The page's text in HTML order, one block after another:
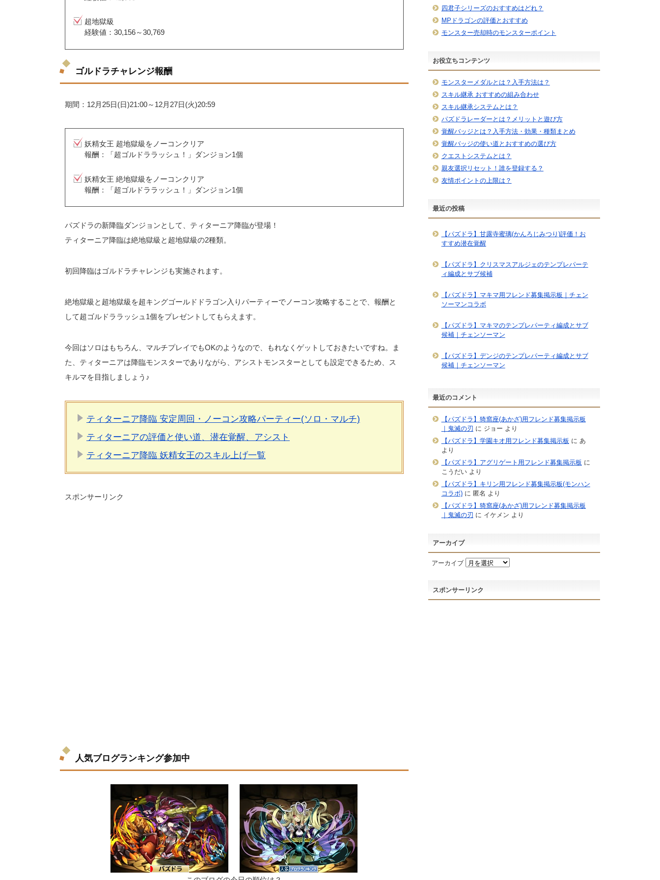
超地獄級
経験値：30,156～30,769
ゴルドラチャレンジ報酬
期間：12月25日(日)21:00～12月27日(火)20:59
妖精女王 超地獄級をノーコンクリア
報酬：「超ゴルドララッシュ！」ダンジョン1個
妖精女王 絶地獄級をノーコンクリア
報酬：「超ゴルドララッシュ！」ダンジョン1個
パズドラの新降臨ダンジョンとして、ティターニア降臨が登場！
ティターニア降臨は絶地獄級と超地獄級の2種類。
初回降臨はゴルドラチャレンジも実施されます。
絶地獄級と超地獄級を超キングゴールドドラゴン入りパーティーでノーコン攻略することで、報酬と
して超ゴルドララッシュ1個をプレゼントしてもらえます。
今回はソロはもちろん、マルチプレイでもOKのようなので、もれなくゲットしておきたいですね。ま
た、ティターニアは降臨モンスターでありながら、アシストモンスターとしても設定できるため、ス
キルマを目指しましょう♪
ティターニア降臨 安定周回・ノーコン攻略パーティー(ソロ・マルチ)
ティターニアの評価と使い道、潜在覚醒、アシスト
ティターニア降臨 妖精女王のスキル上げ一覧
スポンサーリンク
人気ブログランキング参加中
四君子シリーズのおすすめはどれ？
MPドラゴンの評価とおすすめ
モンスター売却時のモンスターポイント
お役立ちコンテンツ
モンスターメダルとは？入手方法は？
スキル継承 おすすめの組み合わせ
スキル継承システムとは？
パズドラレーダーとは？メリットと遊び方
覚醒バッジとは？入手方法・効果・種類まとめ
覚醒バッジの使い道とおすすめの選び方
クエストシステムとは？
親友選択リセット！誰を登録する？
友情ポイントの上限は？
最近の投稿
【パズドラ】甘露寺蜜璃(かんろじみつり)評価！お
すすめ潜在覚醒
【パズドラ】クリスマスアルジェのテンプレパーテ
ィ編成とサブ候補
【パズドラ】マキマ用フレンド募集掲示板｜チェン
ソーマンコラボ
【パズドラ】マキマのテンプレパーティ編成とサブ
候補｜チェンソーマン
【パズドラ】デンジのテンプレパーティ編成とサブ
候補｜チェンソーマン
最近のコメント
【パズドラ】猗窩座(あかざ)用フレンド募集掲示板
｜鬼滅の刃 に ジョー より
【パズドラ】学園キオ用フレンド募集掲示板 に あ
より
【パズドラ】アグリゲート用フレンド募集掲示板 に
こうだいより
【パズドラ】キリン用フレンド募集掲示板(モンハン
コラボ)に 匿名 より
【パズドラ】猗窩座(あかざ)用フレンド募集掲示板
｜鬼滅の刃 に イケメン より
アーカイブ
アーカイブ
スポンサーリンク